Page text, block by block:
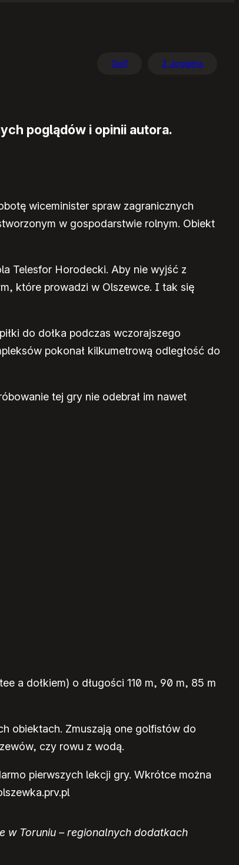
Golf Z Joggera
poglądów i opinii autora.
wiceminister spraw zagranicznych
w gospodarstwie rolnym. Obiekt
Telesfor Horodecki. Aby nie wyjść z
które prowadzi w Olszewce. I tak się
do dołka podczas wczorajszego
pokonał kilkumetrową odległość do
tej gry nie odebrał im nawet
a dołkiem) o długości 110 m, 90 m, 85 m
obiektach. Zmuszają one golfistów do
czy rowu z wodą.
pierwszych lekcji gry. Wkrótce można
w Toruniu – regionalnych dodatkach